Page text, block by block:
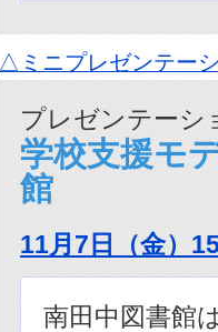
△ミニプレゼンテー
プレゼンテーシ
学校支援モ
館
11月7日（金）
南田中図書館